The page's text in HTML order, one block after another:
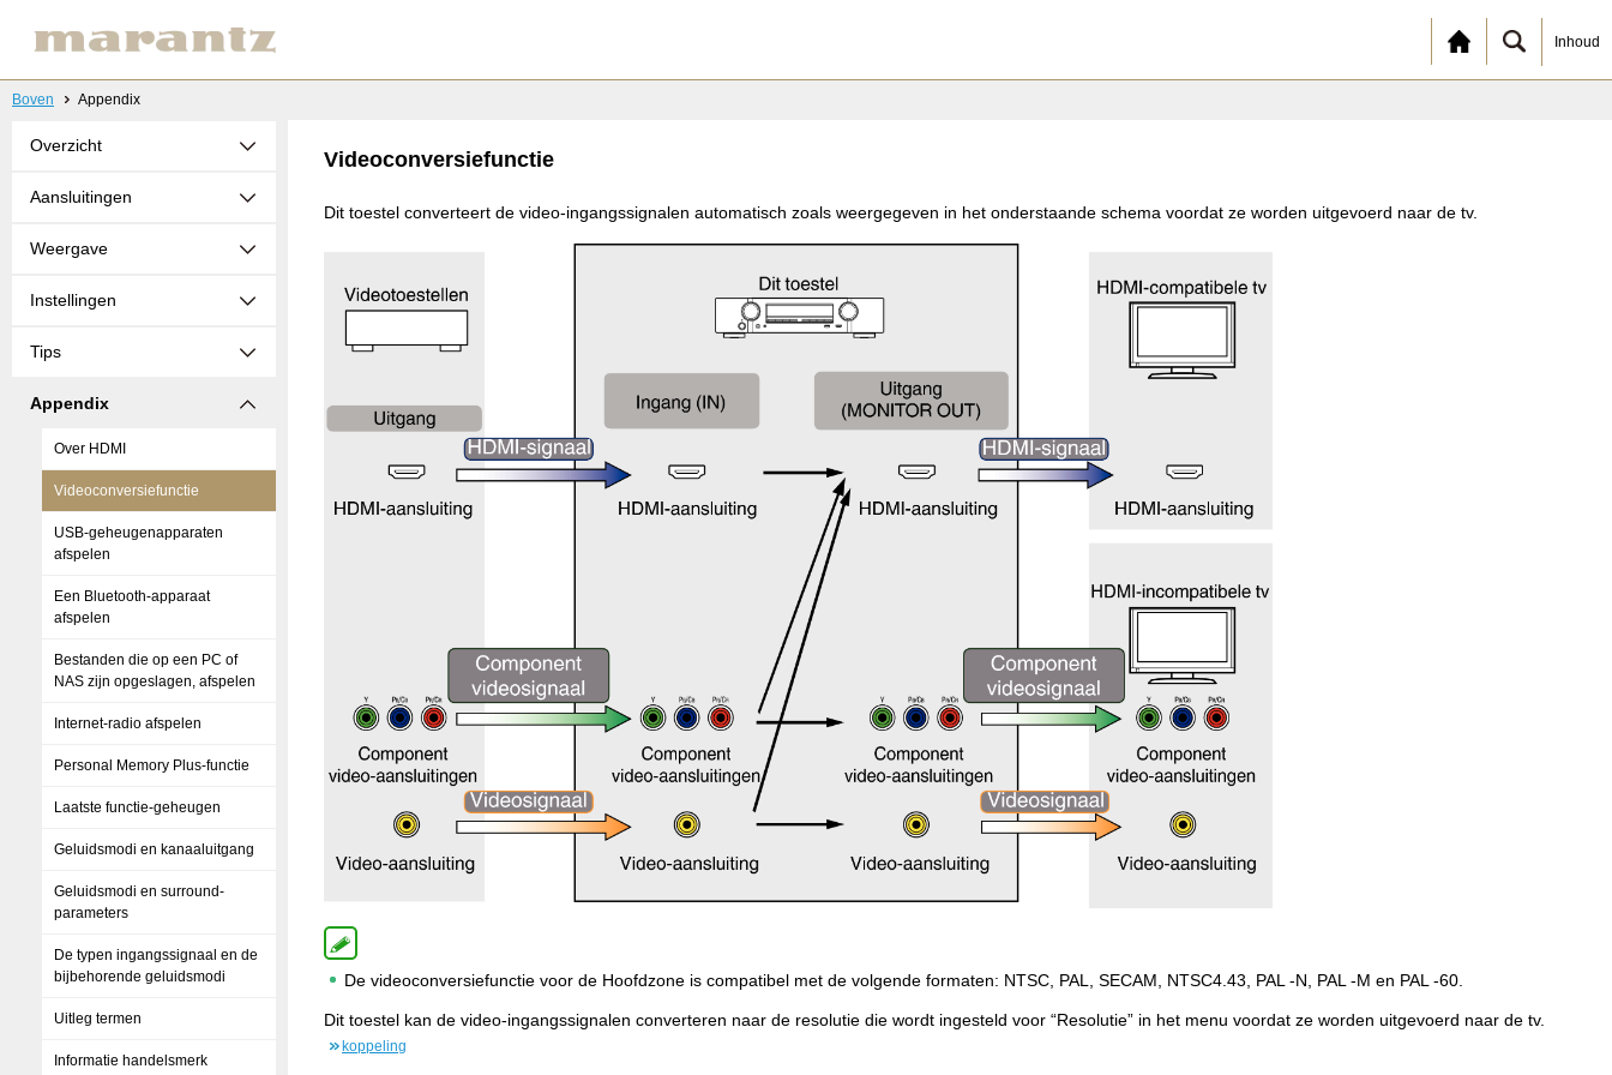
Inhoud
Boven Appendix
Overzicht
Aansluitingen
Weergave
Instellingen
Tips
Appendix
Over HDMI
Videoconversiefunctie
USB-geheugenapparaten
afspelen
Een Bluetooth-apparaat
afspelen
Bestanden die op een PC of
NAS zijn opgeslagen, afspelen
Internet-radio afspelen
Personal Memory Plus-functie
Laatste functie-geheugen
Geluidsmodi en kanaaluitgang
Geluidsmodi en surround-
parameters
De typen ingangssignaal en de
bijbehorende geluidsmodi
Uitleg termen
Informatie handelsmerk
Videoconversiefunctie
Dit toestel converteert de video-ingangssignalen automatisch zoals weergegeven in het onderstaande schema voordat ze worden uitgevoerd naar de tv.
De videoconversiefunctie voor de Hoofdzone is compatibel met de volgende formaten: NTSC, PAL, SECAM, NTSC4.43, PAL -N, PAL -M en PAL -60.
Dit toestel kan de video-ingangssignalen converteren naar de resolutie die wordt ingesteld voor “Resolutie” in het menu voordat ze worden uitgevoerd naar de tv.
koppeling